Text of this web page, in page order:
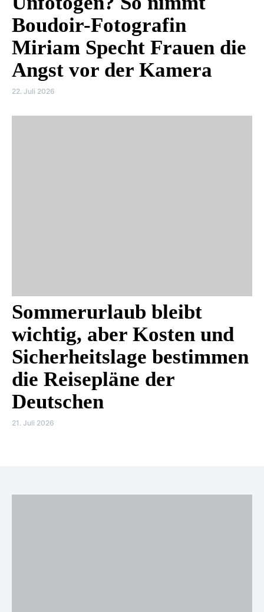
Boudoir-Fotografin
Miriam Specht Frauen die
Angst vor der Kamera
22. Juli 2026
Sommerurlaub bleibt
wichtig, aber Kosten und
Sicherheitslage bestimmen
die Reisepläne der
Deutschen
21. Juli 2026